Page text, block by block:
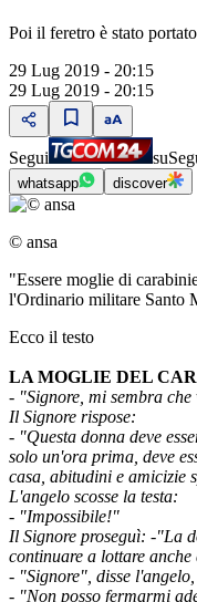
Poi il feretro è stato
29 Lug 2019 - 20:15
29 Lug 2019 - 20:15
Segui su
whatsapp discover
© ansa
"Essere moglie di
l'Ordinario militare Santo
Ecco il testo
LA MOGLIE DEL
- "Signore, mi sembra che
Il Signore rispose:
- "Questa donna deve
solo un'ora prima, deve
casa, abitudini e amicizie
L'angelo scosse la testa:
- "Impossibile!"
Il Signore proseguì: -"La
continuare a lottare
- "Signore", disse
- "Non posso fermarmi